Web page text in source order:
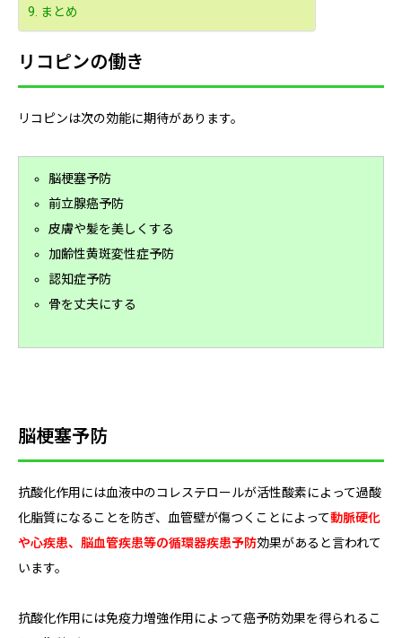
まとめ
リコピンの働き
リコピンは次の効能に期待があります。
脳梗塞予防
前立腺癌予防
皮膚や髪を美しくする
加齢性黄斑変性症予防
認知症予防
骨を丈夫にする
脳梗塞予防
抗酸化作用には血液中のコレステロールが活性酸素によって過酸
化脂質になることを防ぎ、血管壁が傷つくことによって動脈硬化
や心疾患、脳血管疾患等の循環器疾患予防効果があると言われて
います。
抗酸化作用には免疫力増強作用によって癌予防効果を得られるこ